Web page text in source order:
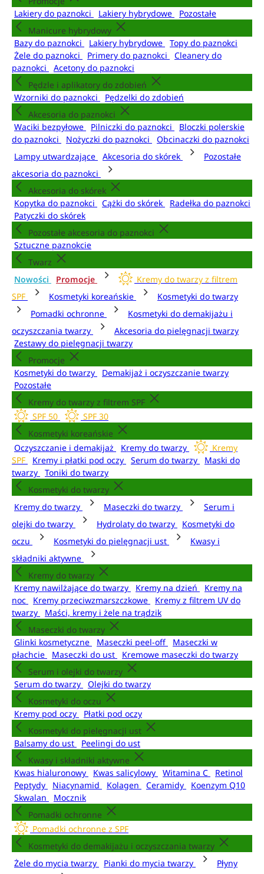
Lakiery do paznokci
Lakiery hybrydowe
Pozostałe
Manicure hybrydowy
Bazy do paznokci
Lakiery hybrydowe
Topy do paznokci
Żele do paznokci
Primery do paznokci
Cleanery do
paznokci
Acetony do paznokci
Pędzle i aplikatory do zdobień
Wzorniki do paznokci
Pędzelki do zdobień
Akcesoria do paznokci
Waciki bezpyłowe
Pilniczki do paznokci
Bloczki polerskie
do paznokci
Nożyczki do paznokci
Obcinaczki do paznokci
Lampy utwardzające
Akcesoria do skórek
Pozostałe
akcesoria do paznokci
Akcesoria do skórek
Kopytka do paznokci
Cążki do skórek
Radełka do paznokci
Patyczki do skórek
Pozostałe akcesoria do paznokci
Sztuczne paznokcie
Twarz
Nowości
Promocje
Kremy do twarzy z filtrem
SPF
Kosmetyki koreańskie
Kosmetyki do twarzy
Pomadki ochronne
Kosmetyki do demakijażu i
oczyszczania twarzy
Akcesoria do pielęgnacji twarzy
Zestawy do pielęgnacji twarzy
Promocje
Kosmetyki do twarzy
Demakijaż i oczyszczanie twarzy
Pozostałe
Kremy do twarzy z filtrem SPF
SPF 50
SPF 30
Kosmetyki koreańskie
Oczyszczanie i demakijaż
Kremy do twarzy
Kremy
SPF
Kremy i płatki pod oczy Serum do twarzy
Maski do
twarzy
Toniki do twarzy
Kosmetyki do twarzy
Kremy do twarzy
Maseczki do twarzy
Serum i
olejki do twarzy
Hydrolaty do twarzy
Kosmetyki do
oczu
Kosmetyki do pielęgnacji ust
Kwasy i
składniki aktywne
Kremy do twarzy
Kremy nawilżające do twarzy
Kremy na dzień
Kremy na
noc
Kremy przeciwzmarszczkowe
Kremy z filtrem UV do
twarzy
Maści, kremy i żele na trądzik
Maseczki do twarzy
Glinki kosmetyczne
Maseczki peel-off
Maseczki w
płachcie
Maseczki do ust
Kremowe maseczki do twarzy
Serum i olejki do twarzy
Serum do twarzy
Olejki do twarzy
Kosmetyki do oczu
Kremy pod oczy
Płatki pod oczy
Kosmetyki do pielęgnacji ust
Balsamy do ust
Peelingi do ust
Kwasy i składniki aktywne
Kwas hialuronowy
Kwas salicylowy Witamina C
Retinol
Peptydy
Niacynamid Kolagen Ceramidy
Koenzym Q10
Skwalan
Mocznik
Pomadki ochronne
Pomadki ochronne z SPF
Kosmetyki do demakijażu i oczyszczania twarzy
Żele do mycia twarzy
Pianki do mycia twarzy
Płyny